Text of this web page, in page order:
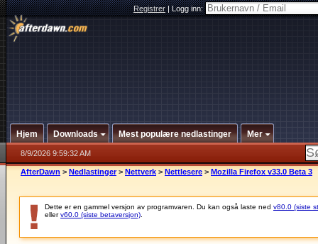
Registrer|Logg inn:
Hjem Downloads Mest populære nedlastinger Mer
8/9/2026 9:59:32 AM
AfterDawn > Nedlastinger > Nettverk > Nettlesere > Mozilla Firefox v33.0 Beta 3
Dette er en gammel versjon av programvaren. Du kan også laste ned v80.0 (siste
ellerv60.0 (siste betaversjon)